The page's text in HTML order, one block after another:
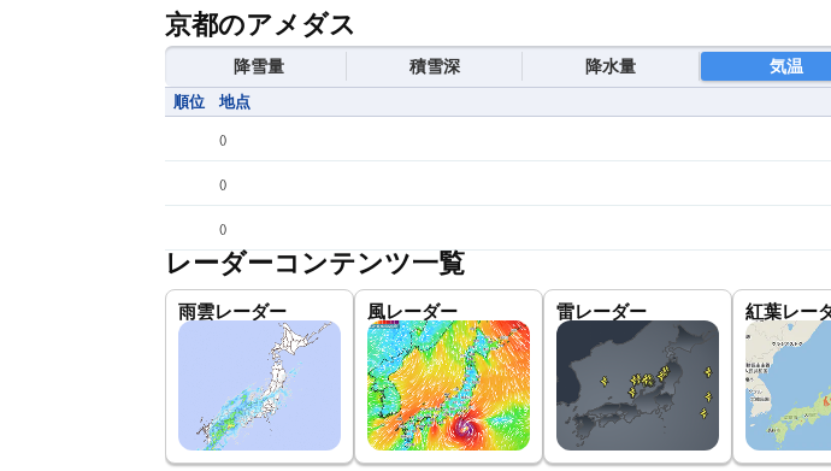
京都のアメダス
降雪量 積雪深 降水量 気温
順位 地点
()
()
()
レーダーコンテンツ一覧
雨雲レーダー 風レーダー 雷レーダー 紅葉レー